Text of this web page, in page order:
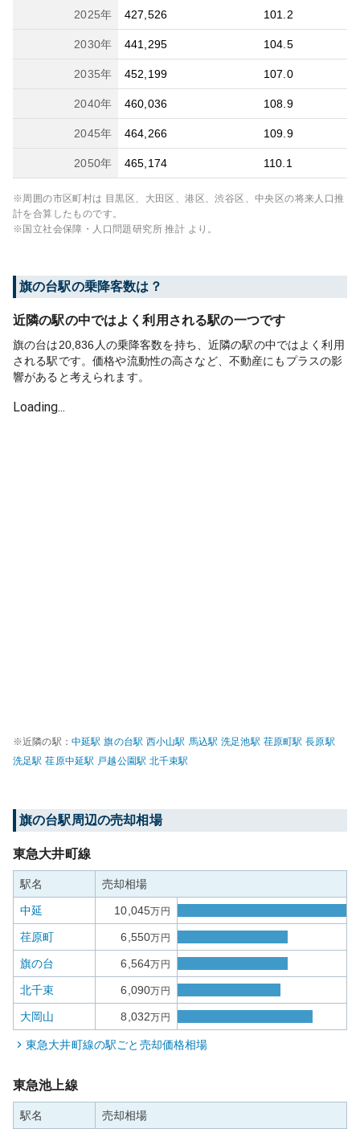
2025年 427,526 101.2
2030年 441,295 104.5
2035年 452,199 107.0
2040年 460,036 108.9
2045年 464,266 109.9
2050年 465,174 110.1
※周囲の市区町村は 目黒区、大田区、港区、渋谷区、中央区の将来人口推
計を合算したものです。
※国立社会保障・人口問題研究所 推計 より。
旗の台駅の乗降客数は？
近隣の駅の中ではよく利用される駅の一つです
旗の台は20,836人の乗降客数を持ち、近隣の駅の中ではよく利用
される駅です。価格や流動性の高さなど、不動産にもプラスの影
響があると考えられます。
Loading...
※近隣の駅： 中延駅 旗の台駅 西小山駅 馬込駅 洗足池駅 荏原町駅 長原駅
洗足駅 荏原中延駅 戸越公園駅 北千束駅
旗の台駅周辺の売却相場
東急大井町線
駅名 売却相場
中延 10,045万円
荏原町 6,550万円
旗の台 6,564万円
北千束 6,090万円
大岡山 8,032万円
東急大井町線の駅ごと売却価格相場
東急池上線
駅名 売却相場